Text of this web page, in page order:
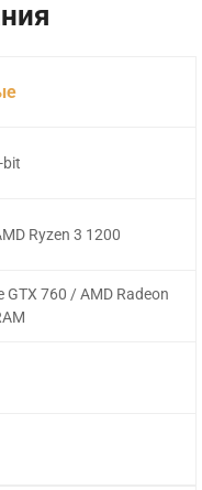
bit
Ryzen 3 1200
GTX 760 / AMD Radeon